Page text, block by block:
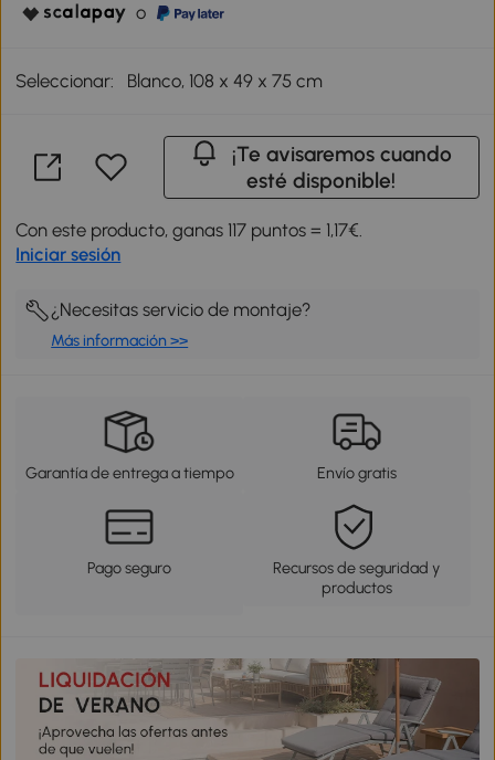
o
Seleccionar: Blanco, 108 x 49 x 75 cm
¡Te avisaremos cuando
esté disponible!
Con este producto, ganas 117 puntos = 1,17€.
Iniciar sesión
¿Necesitas servicio de montaje?
Más información >>
Garantía de entrega a tiempo Envío gratis
Pago seguro
Recursos de seguridad y
productos